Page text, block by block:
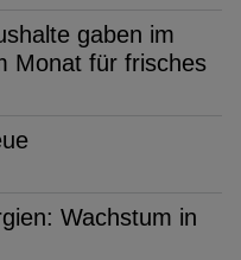
gaben im
Monat für frisches
Wachstum in